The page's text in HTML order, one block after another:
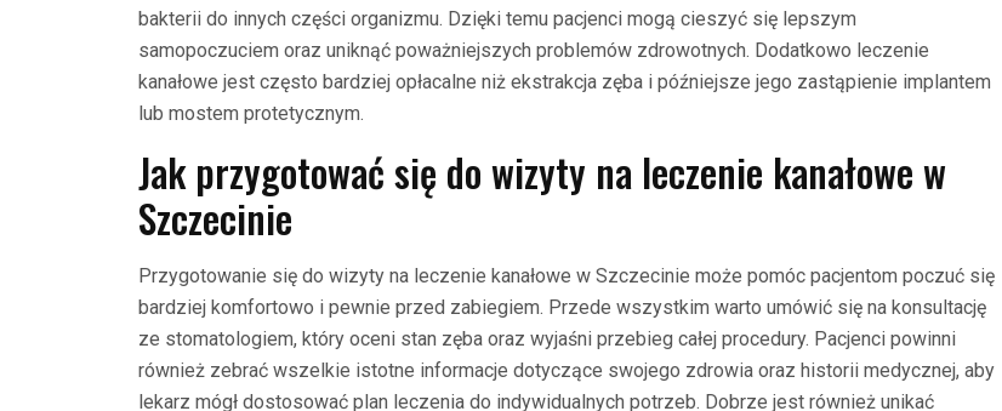
bakterii do innych części organizmu. Dzięki temu pacjenci mogą cieszyć się lepszym
samopoczuciem oraz uniknąć poważniejszych problemów zdrowotnych. Dodatkowo leczenie
kanałowe jest często bardziej opłacalne niż ekstrakcja zęba i późniejsze jego zastąpienie implantem
lub mostem protetycznym.
Jak przygotować się do wizyty na leczenie kanałowe w
Szczecinie
Przygotowanie się do wizyty na leczenie kanałowe w Szczecinie może pomóc pacjentom poczuć się
bardziej komfortowo i pewnie przed zabiegiem. Przede wszystkim warto umówić się na konsultację
ze stomatologiem, który oceni stan zęba oraz wyjaśni przebieg całej procedury. Pacjenci powinni
również zebrać wszelkie istotne informacje dotyczące swojego zdrowia oraz historii medycznej, aby
lekarz mógł dostosować plan leczenia do indywidualnych potrzeb. Dobrze jest również unikać